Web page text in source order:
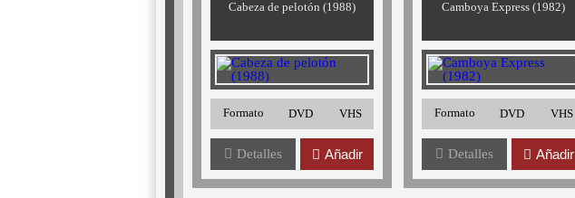
Cabeza de pelotón (1988)
Formato DVD VHS
Detalles Añadir
Camboya Express (1982)
Formato DVD VHS
Detalles Añadir